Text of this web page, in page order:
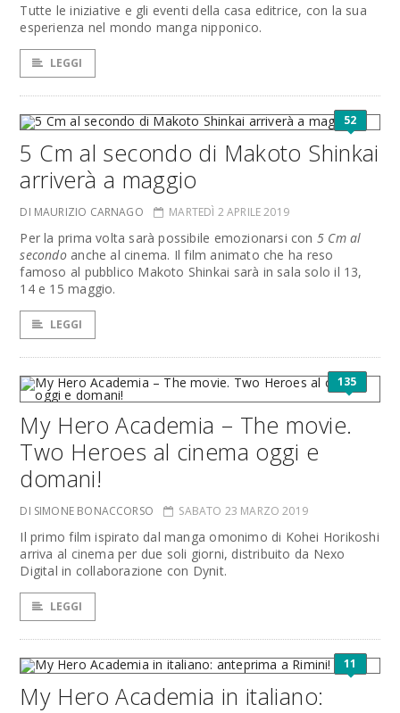
Tutte le iniziative e gli eventi della casa editrice, con la sua
esperienza nel mondo manga nipponico.
LEGGI
52
5 Cm al secondo di Makoto Shinkai
arriverà a maggio
DI MAURIZIO CARNAGO MARTEDÌ 2 APRILE 2019
Per la prima volta sarà possibile emozionarsi con 5 Cm al
secondoanche al cinema. Il film animato che ha reso
famoso al pubblico Makoto Shinkai sarà in sala solo il 13,
14 e 15 maggio.
LEGGI
135
My Hero Academia – The movie.
Two Heroes al cinema oggi e
domani!
DI SIMONE BONACCORSO SABATO 23 MARZO 2019
Il primo film ispirato dal manga omonimo di Kohei Horikoshi
arriva al cinema per due soli giorni, distribuito da Nexo
Digital in collaborazione con Dynit.
LEGGI
11
My Hero Academia in italiano: